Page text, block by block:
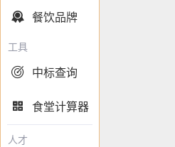
 餐饮品牌
工具
 中标查询
 食堂计算器
人才